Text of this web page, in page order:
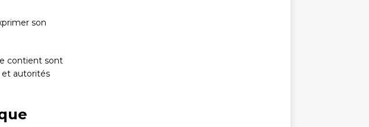
son
contient sont
et autorités